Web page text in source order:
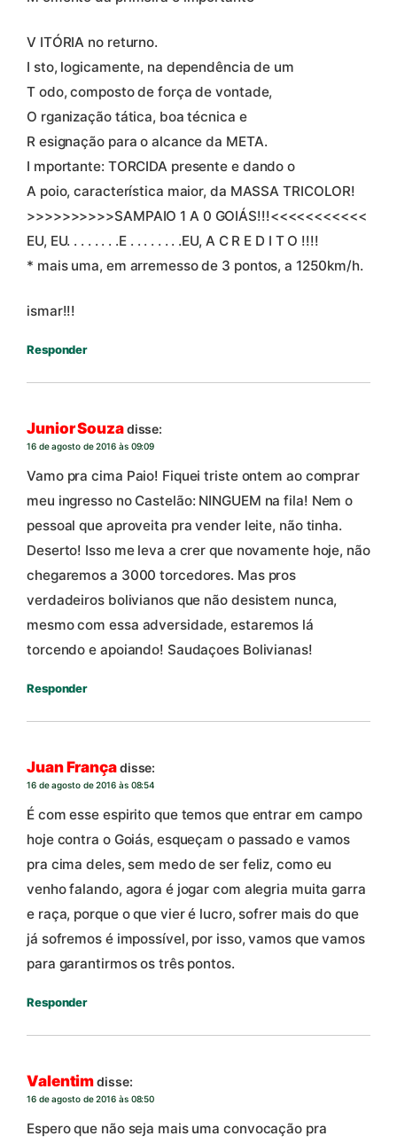
V ITÓRIA no returno.
I sto, logicamente, na dependência de um
T odo, composto de força de vontade,
O rganização tática, boa técnica e
R esignação para o alcance da META.
I mportante: TORCIDA presente e dando o
A poio, característica maior, da MASSA TRICOLOR!
>>>>>>>>>>SAMPAIO 1 A 0 GOIÁS!!!<<<<<<<<<<<
EU, EU. . . . . . . .E . . . . . . . .EU, A C R E D I T O !!!!
* mais uma, em arremesso de 3 pontos, a 1250km/h.
ismar!!!
Responder
Junior Souzadisse:
16 de agosto de 2016 às 09:09
Vamo pra cima Paio! Fiquei triste ontem ao comprar
meu ingresso no Castelão: NINGUEM na fila! Nem o
pessoal que aproveita pra vender leite, não tinha.
Deserto! Isso me leva a crer que novamente hoje, não
chegaremos a 3000 torcedores. Mas pros
verdadeiros bolivianos que não desistem nunca,
mesmo com essa adversidade, estaremos lá
torcendo e apoiando! Saudaçoes Bolivianas!
Responder
Juan Françadisse:
16 de agosto de 2016 às 08:54
É com esse espirito que temos que entrar em campo
hoje contra o Goiás, esqueçam o passado e vamos
pra cima deles, sem medo de ser feliz, como eu
venho falando, agora é jogar com alegria muita garra
e raça, porque o que vier é lucro, sofrer mais do que
já sofremos é impossível, por isso, vamos que vamos
para garantirmos os três pontos.
Responder
Valentimdisse:
16 de agosto de 2016 às 08:50
Espero que não seja mais uma convocação pra